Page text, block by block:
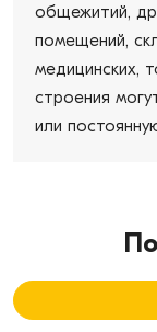
общежитий,
помещений,
медицинских,
строения
или